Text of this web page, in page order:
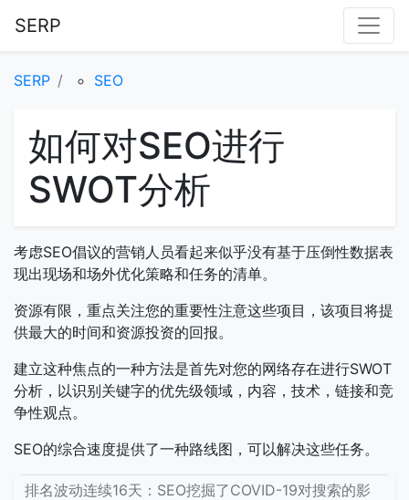
SERP
SERP SEO
如何对SEO进行
SWOT分析
考虑SEO倡议的营销人员看起来似乎没有基于压倒性数据表
现出现场和场外优化策略和任务的清单。
资源有限，重点关注您的重要性注意这些项目，该项目将提
供最大的时间和资源投资的回报。
建立这种焦点的一种方法是首先对您的网络存在进行SWOT
分析，以识别关键字的优先级领域，内容，技术，链接和竞
争性观点。
SEO的综合速度提供了一种路线图，可以解决这些任务。
排名波动连续16天：SEO挖掘了COVID-19对搜索的影